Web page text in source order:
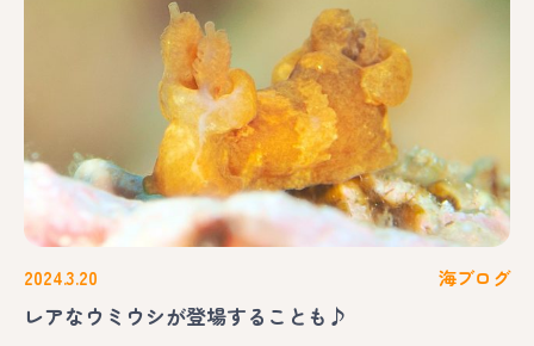
2024.3.20 海ブログ
レアなウミウシが登場することも♪